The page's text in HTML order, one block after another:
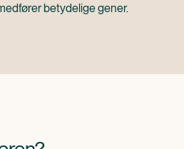
betydelige gener.